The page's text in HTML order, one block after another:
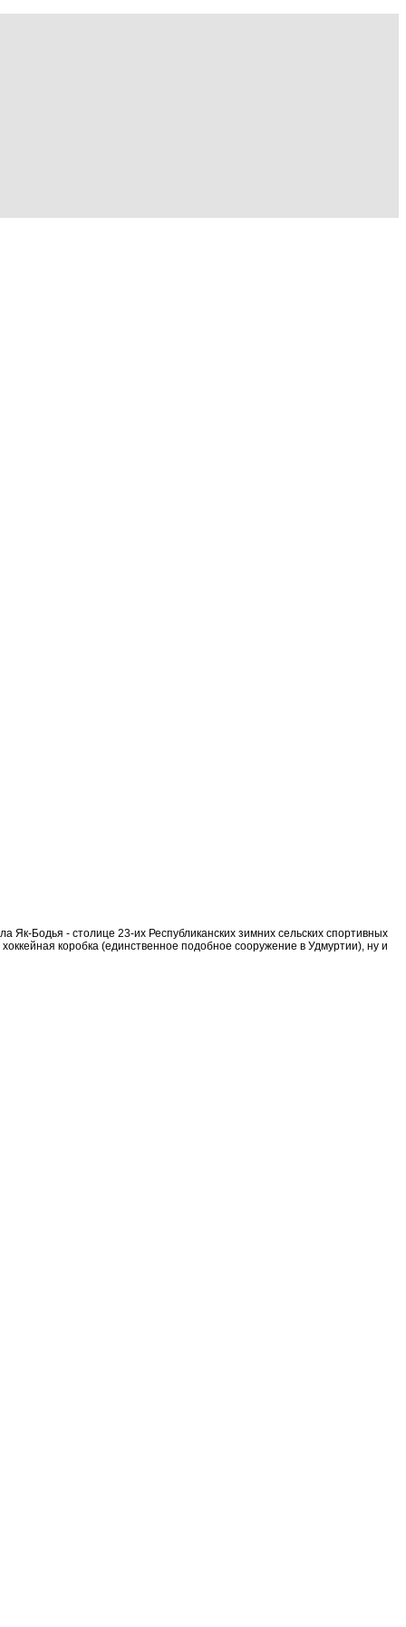
Бодья - столице 23-их Республиканских зимних сельских спортивных
коробка (единственное подобное сооружение в Удмуртии), ну и